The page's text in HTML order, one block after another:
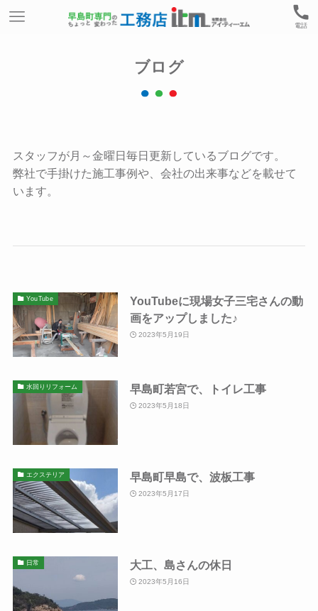
電話
ブログ
スタッフが月～金曜日毎日更新しているブログです。
弊社で手掛けた施工事例や、会社の出来事などを載せて
います。
YouTube
YouTubeに現場女子三宅さんの動
画をアップしました♪
2023年5月19日
水回りリフォーム 早島町若宮で、トイレ工事
2023年5月18日
エクステリア 早島町早島で、波板工事
2023年5月17日
日常 大工、島さんの休日
2023年5月16日